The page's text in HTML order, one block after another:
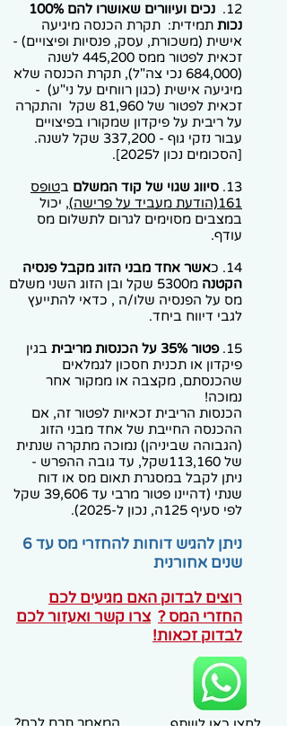
12.
נכים ועיוורים שאושרו להם 100%
נכות תמידית: תקרת הכנסה מיגיעה
אישית (משכורת, עסק, פנסיות ופיצויים) -
זכאית לפטור ממס 445,200 לשנה
(684,000 נכי צה"ל), תקרת הכנסה שלא
מיגיעה אישית (כגון רווחים על ני"ע) -
זכאית לפטור של 81,960 שקל והתקרה
על ריבית על פיקדון שמקורו בפיצויים
עבור נזקי גוף - 337,200 שקל לשנה.
[הסכומים נכון ל2025].
13. סיווג שגוי של קוד המשלם בטופס
161(הודעת מעביד על פרישה)
, יכול
במצבים מסוימים לגרום לתשלום מס
עודף.
14. כ
אשר אחד מבני הזוג מקבל פנסיה
הקטנה
מ5300 שקל ובן הזוג השני משלם
מס על הפנסיה שלו/ה , כדאי להתייעץ
לגבי דיווח ביחד.
15. פטור 35% על הכנסות מריבית
בגין
פיקדון או תכנית חסכון לגמלאים
שהכנסתם, מקצבה או ממקור אחר
נמוכה!
הכנסות הריבית זכאיות לפטור זה, אם
ההכנסה החייבת של אחד מבני הזוג
(הגבוהה שביניהן) נמוכה מתקרה שנתית
של 113,160שקל, עד גובה ההפרש -
ניתן לקבל במסגרת תאום מס או דוח
שנתי (דהיינו פטור מרבי עד 39,606 שקל
לפי סעיף 125ה, נכון ל-2025).
ניתן להגיש דוחות להחזרי מס עד 6
שנים אחורנית
רוצים לבדוק האם מגיעים לכם
החזרי המס ? צרו קשר ואעזור לכם
לבדוק זכאות!
לחצו כאן לשתף
המאמר תרם לכם?